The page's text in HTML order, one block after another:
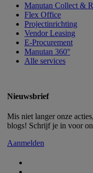
Manutan Collect &
Flex Office
Projectinrichting
Vendor Leasing
E-Procurement
Manutan 360°
Alle services
Nieuwsbrief
Mis niet langer onze
blogs! Schrijf je in voor
Aanmelden